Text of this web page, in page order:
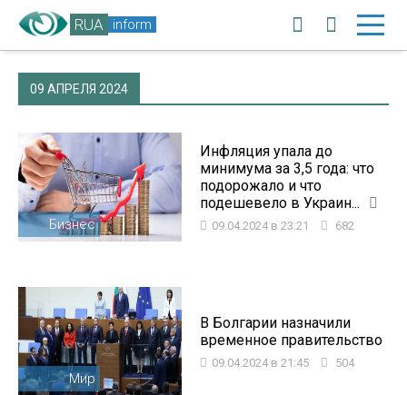
RUA inform
09 АПРЕЛЯ 2024
Бизнес
Инфляция упала до
минимума за 3,5 года: что
подорожало и что
подешевело в Украин...
09.04.2024 в 23:21 682
Мир
В Болгарии назначили
временное правительство
09.04.2024 в 21:45 504